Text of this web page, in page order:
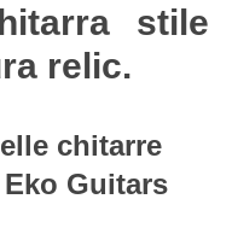
stile
relic.
chitarre
Guitars